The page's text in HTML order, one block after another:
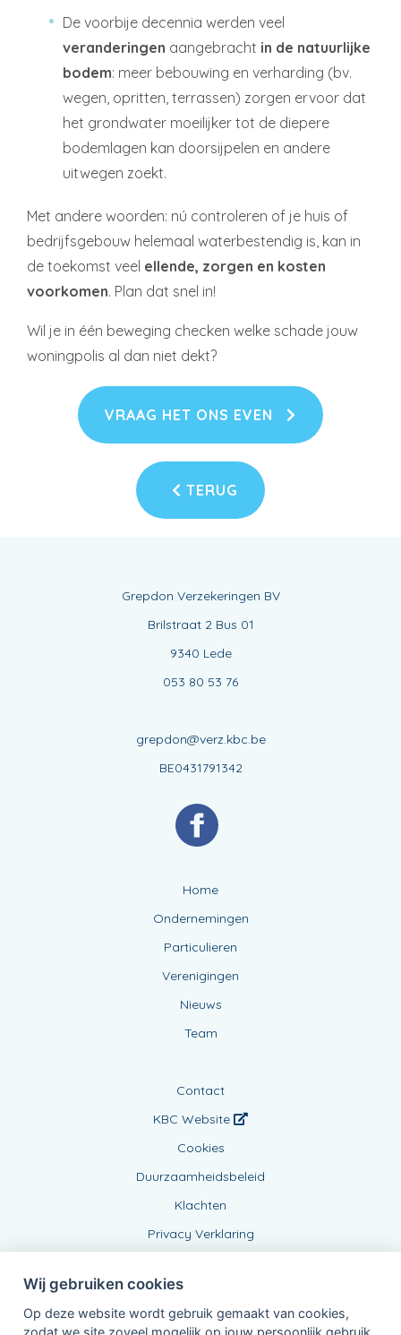
De voorbije decennia werden veel
veranderingen aangebracht in de natuurlijke
bodem: meer bebouwing en verharding (bv.
wegen, opritten, terrassen) zorgen ervoor dat
het grondwater moeilijker tot de diepere
bodemlagen kan doorsijpelen en andere
uitwegen zoekt.
Met andere woorden: nú controleren of je huis of
bedrijfsgebouw helemaal waterbestendig is, kan in
de toekomst veel ellende, zorgen en kosten
voorkomen. Plan dat snel in!
Wil je in één beweging checken welke schade jouw
woningpolis al dan niet dekt?
VRAAG HET ONS EVEN
TERUG
Grepdon Verzekeringen BV
Brilstraat 2 Bus 01
9340 Lede
053 80 53 76
grepdon@verz.kbc.be
BE0431791342
Home
Ondernemingen
Particulieren
Verenigingen
Nieuws
Team
Contact
KBC Website
Cookies
Duurzaamheidsbeleid
Klachten
Privacy Verklaring
Wij gebruiken cookies
Op deze website wordt gebruik gemaakt van cookies,
zodat we site zoveel mogelijk op jouw persoonlijk gebruik